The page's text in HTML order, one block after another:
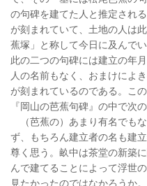
の句碑を建てた人と推定され
が刻まれていて、土地の人は
蕉塚」と称して今日に及んでい
此の二つの句碑には建立の年
人の名前もなく、おまけによ
が刻まれているのである。こ
『岡山の芭蕉句碑』の中で次
（芭蕉の）あまり有名でも
ず、もちろん建立者の名も建
尊く思う。畝中は茶堂の新築
んで建てることによって浮世
見たかったのではなかろうか